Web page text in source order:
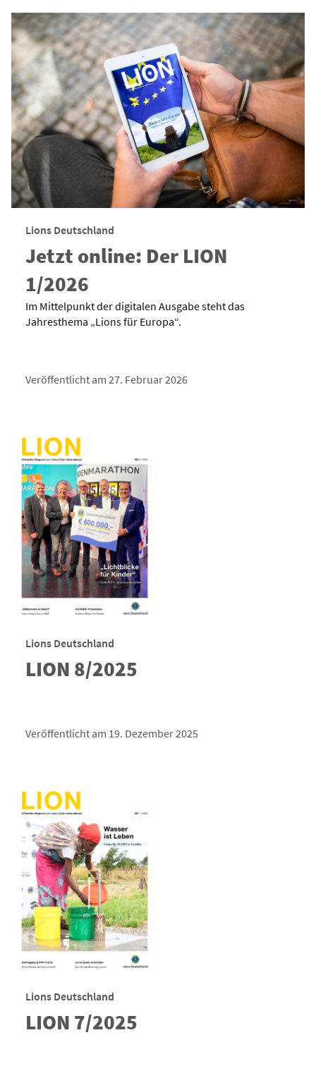
Lions Deutschland
Jetzt online: Der LION
1/2026
Im Mittelpunkt der digitalen Ausgabe steht das
Jahresthema „Lions für Europa“.
Veröffentlicht am 27. Februar 2026
Lions Deutschland
LION 8/2025
Veröffentlicht am 19. Dezember 2025
Lions Deutschland
LION 7/2025